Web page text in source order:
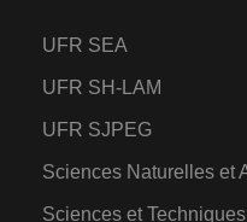
UFR SEA
UFR SH-LAM
UFR SJPEG
Sciences Naturelles et
Sciences et